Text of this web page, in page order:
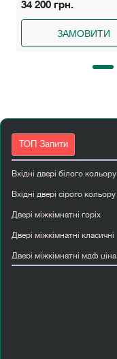
34 200 грн.
ЗАМОВИТИ
ТОП Запити
Вхідні двері білого кольору
Вхідні двері сірого кольору
Двері міжкімнатні горіх
Двері міжкімнатні класичні
Двері міжкімнатні мдф ціна